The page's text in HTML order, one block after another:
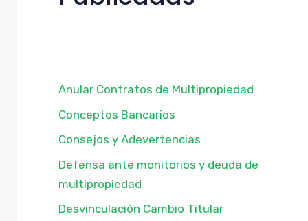
Anular Contratos de Multipropiedad
Conceptos Bancarios
Consejos y Adevertencias
Defensa ante monitorios y deuda de
multipropiedad
Desvinculación Cambio Titular